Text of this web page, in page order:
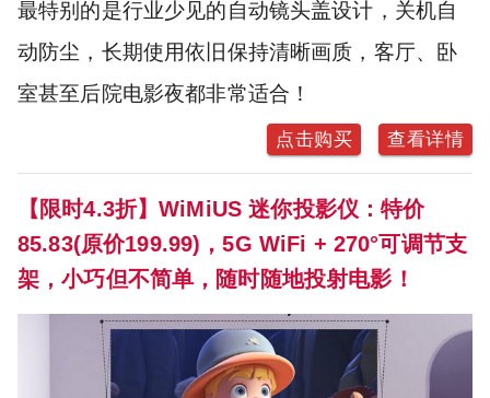
最特别的是行业少见的自动镜头盖设计，关机自
动防尘，长期使用依旧保持清晰画质，客厅、卧
室甚至后院电影夜都非常适合！
点击购买 查看详情
【限时4.3折】WiMiUS 迷你投影仪：特价
85.83(原价199.99)，5G WiFi + 270°可调节支
架，小巧但不简单，随时随地投射电影！